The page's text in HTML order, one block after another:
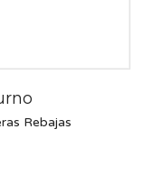
Rebajas